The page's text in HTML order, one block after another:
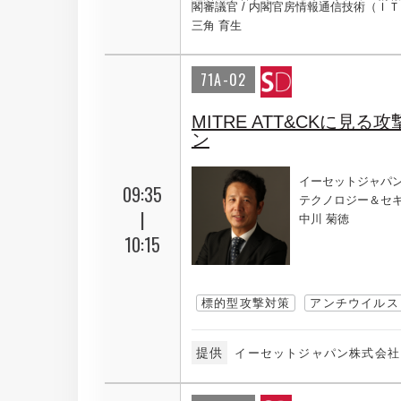
閣審議官 / 内閣官房情報通信技術（Ｉ
三角 育生
09:35
|
10:15
71A-02
MITRE ATT&CKに見る
ン
イーセットジャパ
テクノロジー＆セ
中川 菊徳
標的型攻撃対策 アンチウイルス
提供 イーセットジャパン株式会社